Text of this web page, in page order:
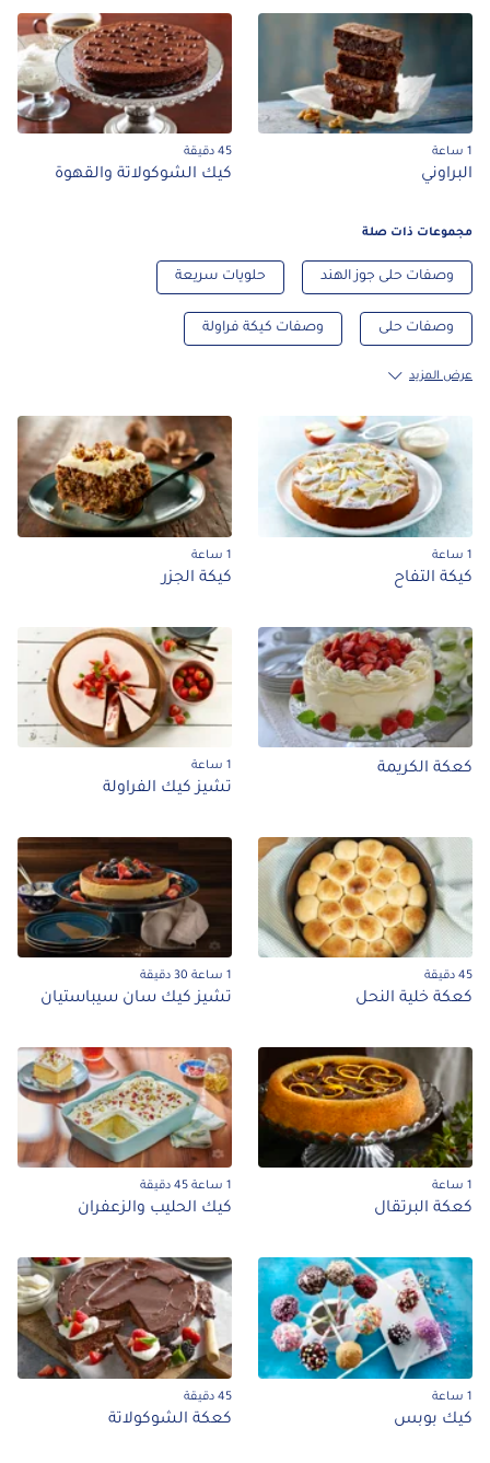
كيك الشوكولاتة والقهوة
ذات صلة
وصفات حلى جوز الهند حلويات سريعة
وصفات حلى وصفات كيكة فراولة
المزيد
التفاح كيكة الجزر
الكريمة
تشيز كيك الفراولة
خلية النحل تشيز كيك سان سيباستيان
البرتقال كيك الحليب والزعفران
بوبس كعكة الشوكولاتة